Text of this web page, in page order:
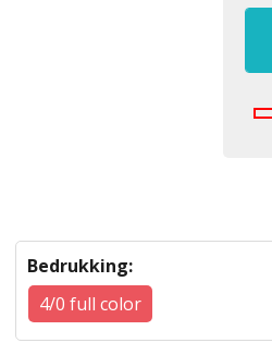
Bedrukking:
4/0 full color